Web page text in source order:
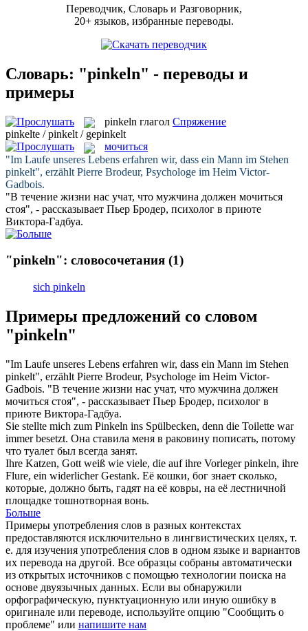
Переводчик, Словарь и Разговорник,
20+ языков, избранные переводы.
Словарь: "pinkeln" - переводы и
примеры
pinkeln глагол Спряжение
pinkelte / pinkelt / gepinkelt
мочиться
"Im Laufe unseres Lebens erfahren wir, dass ein Mann im Stehen
pinkelt", erzählt Pierre Brodeur, Psychologe im Heim Victor-
Gadbois.
"В течение жизни нас учат, что мужчина должен мочиться
стоя", - рассказывает Пьер Бродер, психолог в приюте
Виктора-Гадбуа.
"pinkeln": словосочетания (1)
sich pinkeln
Примеры предложений со словом
"pinkeln"
"Im Laufe unseres Lebens erfahren wir, dass ein Mann im Stehen
pinkelt", erzählt Pierre Brodeur, Psychologe im Heim Victor-
Gadbois. "В течение жизни нас учат, что мужчина должен
мочиться стоя", - рассказывает Пьер Бродер, психолог в
приюте Виктора-Гадбуа.
Sie stellte mich zum Pinkeln ins Spülbecken, denn die Toilette war
immer besetzt. Она ставила меня в раковину пописать, потому
что туалет был всегда занят.
Ihre Katzen, Gott weiß wie viele, die auf ihre Vorlegerpinkeln, ihre
Flure, ein widerlicher Gestank. Её кошки, бог знает сколько,
которые, должно быть, гадят на её ковры, на её лестничной
площадке тошнотворная вонь.
Больше
Примеры употребления слов в разных контекстах
предоставляются исключительно в лингвистических целях, т.
е. для изучения употребления слов в одном языке и вариантов
их перевода на другой. Все образцы собраны автоматически
из открытых источников с помощью технологии поиска на
основе двуязычных данных. Если вы обнаружили
орфографическую, пунктуационную или иную ошибку в
оригинале или переводе, используйте опцию "Сообщить о
проблеме" или напишите нам